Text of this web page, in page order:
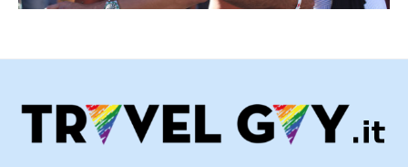
Vecchia al quartiere di Malá Strana; è forse il più famoso
monumento della capitale della Repubblica Ceca. Misura